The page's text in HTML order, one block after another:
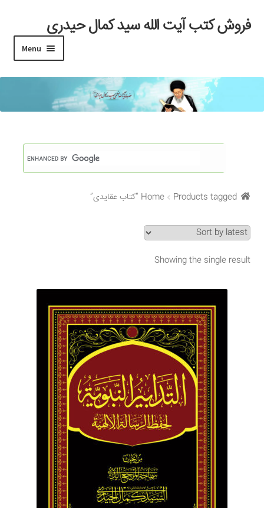
Skip
to
Skip
to
فروش کتب آیت الله سید کمال حیدری
Menu
خانه
#97 (بدون عنوان)
Checkout
My account
Search Results
Shop
ثبت شکایات
حساب کاربری من
Home Products tagged “کتاب عقایدی”
Showing the single result